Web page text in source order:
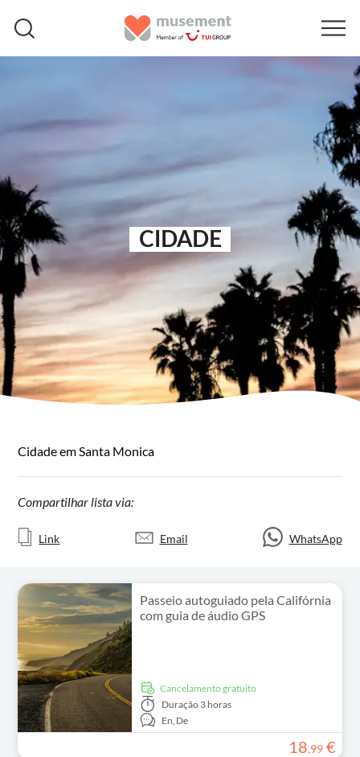
CIDADE
Cidade em Santa Monica
Compartilhar lista via:
Link Email WhatsApp
Passeio autoguiado pela Califórnia
com guia de áudio GPS
Cancelamento gratuito
Duração 3 horas
En, De
18,99 €